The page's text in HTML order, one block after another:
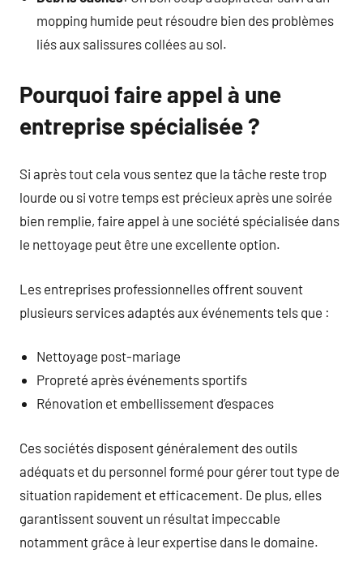
mopping humide peut résoudre bien des problèmes
liés aux salissures collées au sol.
Pourquoi faire appel à une
entreprise spécialisée ?
Si après tout cela vous sentez que la tâche reste trop
lourde ou si votre temps est précieux après une soirée
bien remplie, faire appel à une société spécialisée dans
le nettoyage peut être une excellente option.
Les entreprises professionnelles offrent souvent
plusieurs services adaptés aux événements tels que :
Nettoyage post-mariage
Propreté après événements sportifs
Rénovation et embellissement d’espaces
Ces sociétés disposent généralement des outils
adéquats et du personnel formé pour gérer tout type de
situation rapidement et efficacement. De plus, elles
garantissent souvent un résultat impeccable
notamment grâce à leur expertise dans le domaine.